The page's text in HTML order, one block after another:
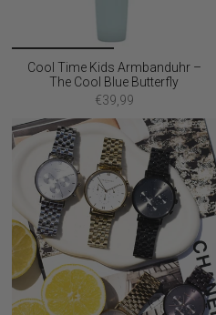
Cool Time Kids Armbanduhr –
The Cool Blue Butterfly
€39,99